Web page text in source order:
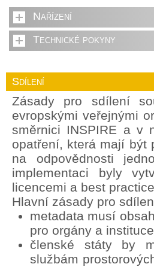
Nařízení
Technické pokyny
Sdílení
Zásady pro sdílení
evropskými veřejnými
směrnici INSPIRE a v
opatření, která mají být
na odpovědnosti
implementaci byly
licencemi a best
Hlavní zásady pro
metadata musí
pro orgány a
členské státy by
službám